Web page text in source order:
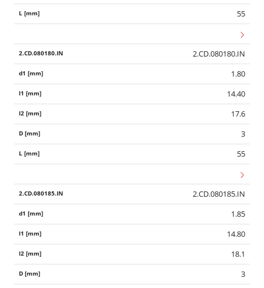
55
2.CD.080180.IN
1.80
14.40
17.6
3
55
2.CD.080185.IN
1.85
14.80
18.1
3